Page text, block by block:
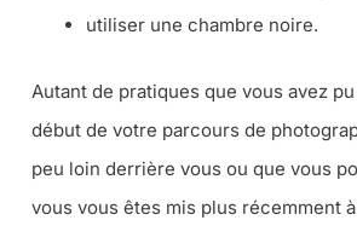
utiliser une chambre noire.
Autant de pratiques que vous avez
début de votre parcours de
peu loin derrière vous ou que vous
vous vous êtes mis plus récemment